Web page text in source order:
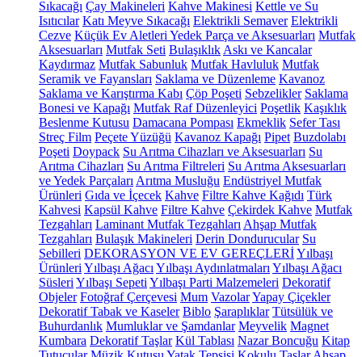
Sıkacağı Çay Makineleri Kahve Makinesi Kettle ve Su
Isıtıcılar Katı Meyve Sıkacağı Elektrikli Semaver Elektrikli
Cezve Küçük Ev Aletleri Yedek Parça ve Aksesuarları Mutfak
Aksesuarları Mutfak Seti Bulaşıklık Askı ve Kancalar
Kaydırmaz Mutfak Sabunluk Mutfak Havluluk Mutfak
Seramik ve Fayansları Saklama ve Düzenleme Kavanoz
Saklama ve Karıştırma Kabı Çöp Poşeti Sebzelikler Saklama
Bonesi ve Kapağı Mutfak Raf Düzenleyici Poşetlik Kaşıklık
Beslenme Kutusu Damacana Pompası Ekmeklik Sefer Tası
Streç Film Peçete Yüzüğü Kavanoz Kapağı Pipet Buzdolabı
Poşeti Doypack Su Arıtma Cihazları ve Aksesuarları Su
Arıtma Cihazları Su Arıtma Filtreleri Su Arıtma Aksesuarları
ve Yedek Parçaları Arıtma Musluğu Endüstriyel Mutfak
Ürünleri Gıda ve İçecek Kahve Filtre Kahve Kağıdı Türk
Kahvesi Kapsül Kahve Filtre Kahve Çekirdek Kahve Mutfak
Tezgahları Laminant Mutfak Tezgahları Ahşap Mutfak
Tezgahları Bulaşık Makineleri Derin Dondurucular Su
Sebilleri DEKORASYON VE EV GEREÇLERİYılbaşı
Ürünleri Yılbaşı Ağacı Yılbaşı Aydınlatmaları Yılbaşı Ağacı
Süsleri Yılbaşı Sepeti Yılbaşı Parti Malzemeleri Dekoratif
Objeler Fotoğraf Çerçevesi Mum VazolarYapay Çiçekler
Dekoratif Tabak ve Kaseler Biblo Şaraplıklar Tütsülük ve
Buhurdanlık Mumluklar ve Şamdanlar Meyvelik Magnet
Kumbara Dekoratif Taşlar Kül Tablası Nazar Boncuğu Kitap